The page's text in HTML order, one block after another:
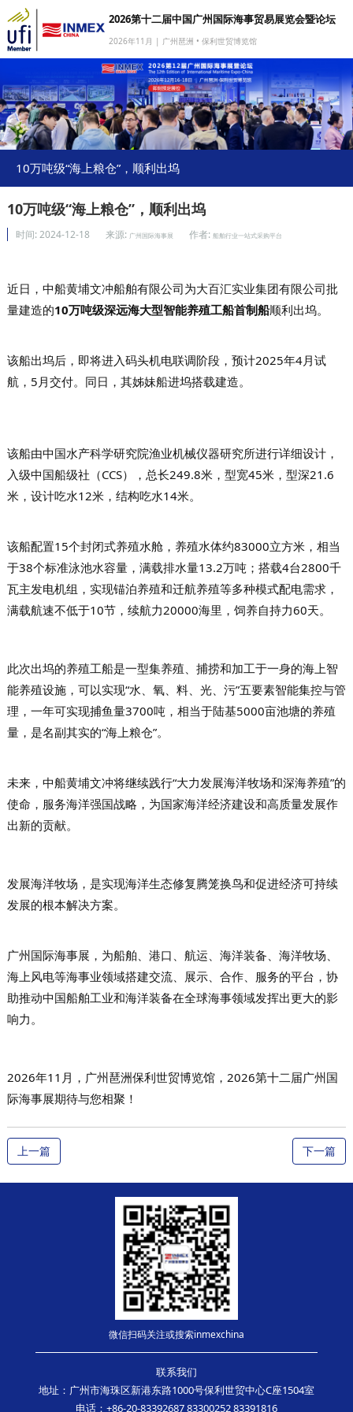
我要参展
我要参会
我要参观
商旅服务
关于我们
2026第十二届中国广州国际海事贸易展览会暨论坛
2026年11月 | 广州琶洲 • 保利世贸博览馆
10万吨级“海上粮仓”，顺利出坞
10万吨级“海上粮仓”，顺利出坞
时间: 2024-12-18 来源: 广州国际海事展 作者: 船舶行业一站式采购平台
近日，中船黄埔文冲船舶有限公司为大百汇实业集团有限公司批
量建造的10万吨级深远海大型智能养殖工船首制船顺利出坞。
该船出坞后，即将进入码头机电联调阶段，预计2025年4月试
航，5月交付。同日，其姊妹船进坞搭载建造。
该船由中国水产科学研究院渔业机械仪器研究所进行详细设计，
入级中国船级社（CCS），总长249.8米，型宽45米，型深21.6
米，设计吃水12米，结构吃水14米。
该船配置15个封闭式养殖水舱，养殖水体约83000立方米，相当
于38个标准泳池水容量，满载排水量13.2万吨；搭载4台2800千
瓦主发电机组，实现锚泊养殖和迁航养殖等多种模式配电需求，
满载航速不低于10节，续航力20000海里，饲养自持力60天。
此次出坞的养殖工船是一型集养殖、捕捞和加工于一身的海上智
能养殖设施，可以实现“水、氧、料、光、污”五要素智能集控与管
理，一年可实现捕鱼量3700吨，相当于陆基5000亩池塘的养殖
量，是名副其实的“海上粮仓”。
未来，中船黄埔文冲将继续践行“大力发展海洋牧场和深海养殖”的
使命，服务海洋强国战略，为国家海洋经济建设和高质量发展作
出新的贡献。
发展海洋牧场，是实现海洋生态修复腾笼换鸟和促进经济可持续
发展的根本解决方案。
广州国际海事展，为船舶、港口、航运、海洋装备、海洋牧场、
海上风电等海事业领域搭建交流、展示、合作、服务的平台， 协
助推动中国船舶工业和海洋装备在全球海事领域发挥出更大的影
响力。
2026年11月，广州琶洲保利世贸博览馆，2026第十二届广州国
际海事展期待与您相聚！
上一篇 下一篇
微信扫码关注或搜索inmexchina
联系我们
地址：广州市海珠区新港东路1000号保利世贸中心C座1504室
电话：+86-20-83392687 83300252 83391816